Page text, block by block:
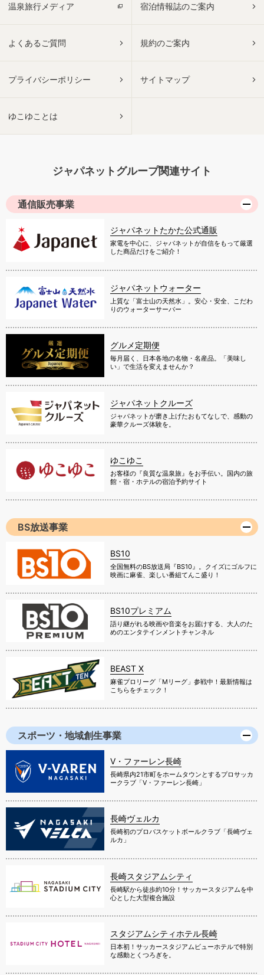
温泉旅行メディア 宿泊情報誌のご案内
よくあるご質問 規約のご案内
プライバシーポリシー サイトマップ
ゆこゆことは
ジャパネットグループ関連サイト
通信販売事業
ジャパネットたかた公式通販
家電を中心に、ジャパネットが自信をもって厳選
した商品だけをご紹介！
ジャパネットウォーター
上質な「富士山の天然水」。安心・安全、こだわ
りのウォーターサーバー
グルメ定期便
毎月届く、日本各地の名物・名産品。「美味し
い」で生活を変えませんか？
ジャパネットクルーズ
ジャパネットが磨き上げたおもてなしで、感動の
豪華クルーズ体験を。
ゆこゆこ
お客様の『良質な温泉旅』をお手伝い。国内の旅
館・宿・ホテルの宿泊予約サイト
BS放送事業
BS10
全国無料のBS放送局『BS10』。クイズにゴルフに
映画に麻雀、楽しい番組てんこ盛り！
BS10プレミアム
語り継がれる映画や音楽をお届けする、大人のた
めのエンタテインメントチャンネル
BEAST X
麻雀プロリーグ「Mリーグ」参戦中！最新情報は
こちらをチェック！
スポーツ・地域創生事業
V・ファーレン長崎
長崎県内21市町をホームタウンとするプロサッカ
ークラブ「V・ファーレン長崎」
長崎ヴェルカ
長崎初のプロバスケットボールクラブ「長崎ヴェ
ルカ」
長崎スタジアムシティ
長崎駅から徒歩約10分！サッカースタジアムを中
心とした大型複合施設
スタジアムシティホテル長崎
日本初！サッカースタジアムビューホテルで特別
な感動とくつろぎを。